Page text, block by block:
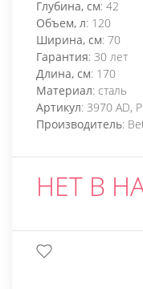
Глубина, см: 42
Объем, л: 120
Ширина, см: 70
Гарантия: 30 лет
Длина, см: 170
Материал: сталь
Артикул: 3970 AD,
Производитель:
НЕТ В